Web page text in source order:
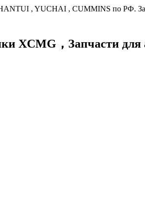
, YUCHAI , CUMMINS по РФ.
XCMG， Запчасти для